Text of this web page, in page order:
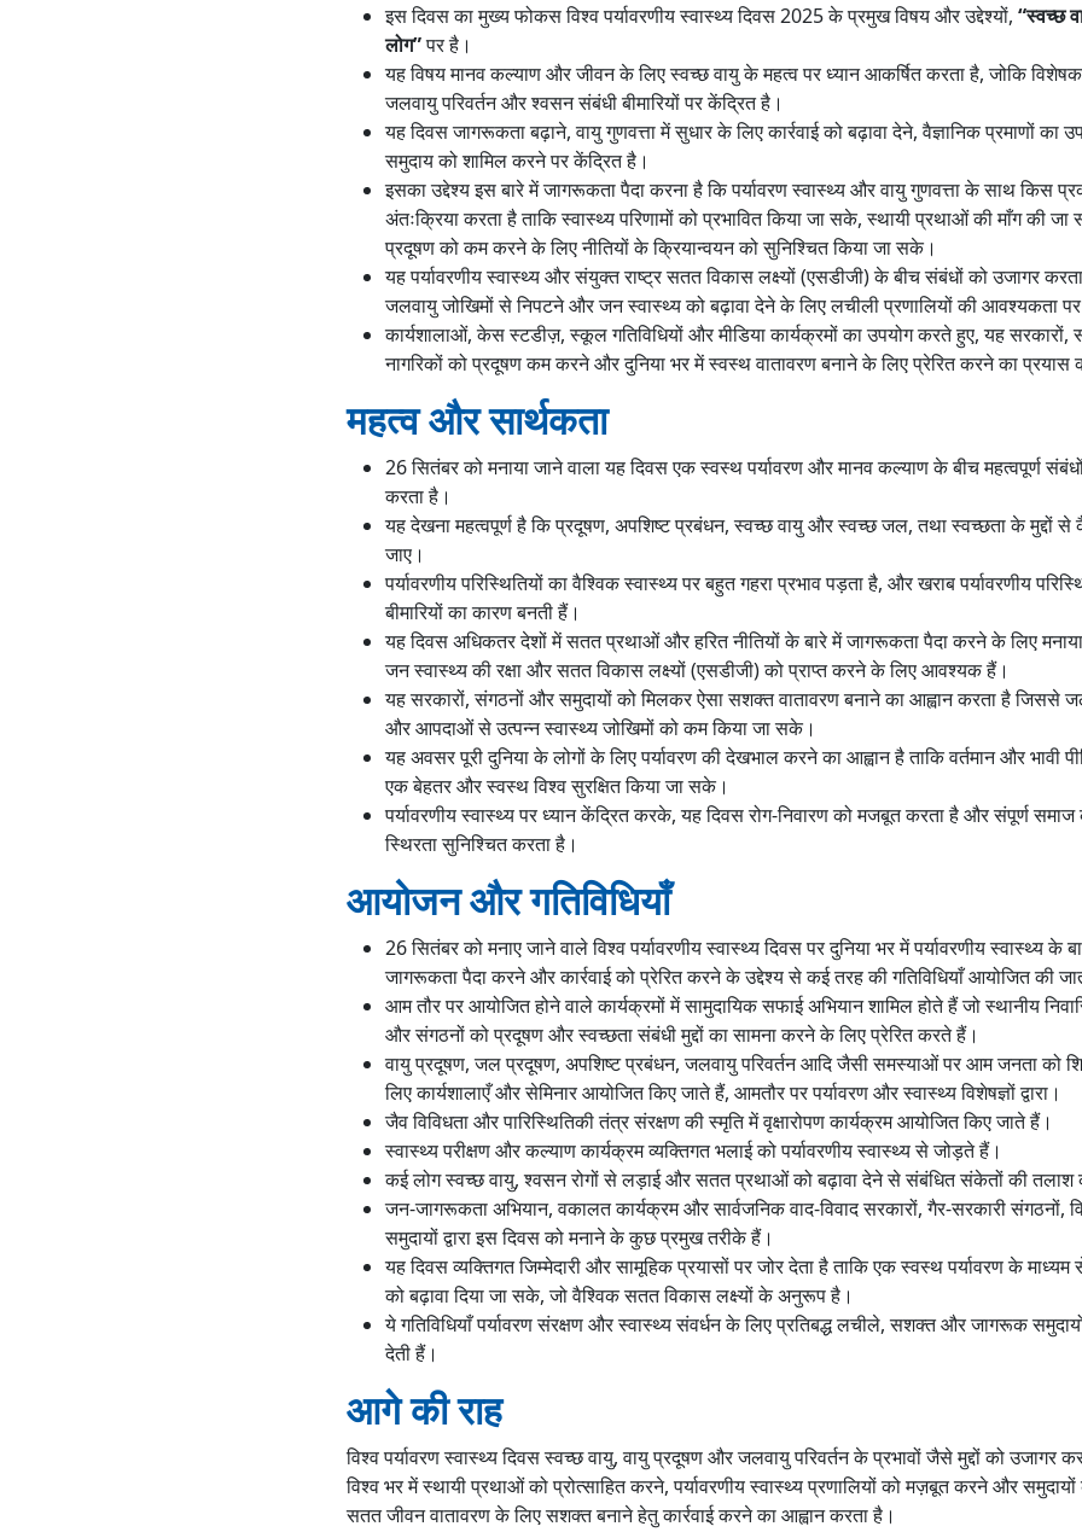
इस दिवस का मुख्य फोकस विश्व पर्यावरणीय स्वास्थ्य दिवस 2025 के प्रमुख विषय और उद्देश्यों, “स्वच्छ
लोग”पर है।
यह विषय मानव कल्याण और जीवन के लिए स्वच्छ वायु के महत्व पर ध्यान आकर्षित करता है, जोकि
जलवायु परिवर्तन और श्वसन संबंधी बीमारियों पर केंद्रित है।
यह दिवस जागरूकता बढ़ाने, वायु गुणवत्ता में सुधार के लिए कार्रवाई को बढ़ावा देने, वैज्ञानिक प्रमाणों का
समुदाय को शामिल करने पर केंद्रित है।
इसका उद्देश्य इस बारे में जागरूकता पैदा करना है कि पर्यावरण स्वास्थ्य और वायु गुणवत्ता के साथ किस
अंतःक्रिया करता है ताकि स्वास्थ्य परिणामों को प्रभावित किया जा सके, स्थायी प्रथाओं की माँग की
प्रदूषण को कम करने के लिए नीतियों के क्रियान्वयन को सुनिश्चित किया जा सके।
यह पर्यावरणीय स्वास्थ्य और संयुक्त राष्ट्र सतत विकास लक्ष्यों (एसडीजी) के बीच संबंधों को उजागर
जलवायु जोखिमों से निपटने और जन स्वास्थ्य को बढ़ावा देने के लिए लचीली प्रणालियों की आवश्यकता
कार्यशालाओं, केस स्टडीज़, स्कूल गतिविधियों और मीडिया कार्यक्रमों का उपयोग करते हुए, यह
नागरिकों को प्रदूषण कम करने और दुनिया भर में स्वस्थ वातावरण बनाने के लिए प्रेरित करने का प्रयास
महत्व और सार्थकता
26 सितंबर को मनाया जाने वाला यह दिवस एक स्वस्थ पर्यावरण और मानव कल्याण के बीच महत्वपूर्ण
करता है।
यह देखना महत्वपूर्ण है कि प्रदूषण, अपशिष्ट प्रबंधन, स्वच्छ वायु और स्वच्छ जल, तथा स्वच्छता के मुद्दों से
जाए।
पर्यावरणीय परिस्थितियों का वैश्विक स्वास्थ्य पर बहुत गहरा प्रभाव पड़ता है, और खराब पर्यावरणीय
बीमारियों का कारण बनती हैं।
यह दिवस अधिकतर देशों में सतत प्रथाओं और हरित नीतियों के बारे में जागरूकता पैदा करने के लिए
जन स्वास्थ्य की रक्षा और सतत विकास लक्ष्यों (एसडीजी) को प्राप्त करने के लिए आवश्यक हैं।
यह सरकारों, संगठनों और समुदायों को मिलकर ऐसा सशक्त वातावरण बनाने का आह्वान करता है जिससे
और आपदाओं से उत्पन्न स्वास्थ्य जोखिमों को कम किया जा सके।
यह अवसर पूरी दुनिया के लोगों के लिए पर्यावरण की देखभाल करने का आह्वान है ताकि वर्तमान और भावी
एक बेहतर और स्वस्थ विश्व सुरक्षित किया जा सके।
पर्यावरणीय स्वास्थ्य पर ध्यान केंद्रित करके, यह दिवस रोग-निवारण को मजबूत करता है और संपूर्ण
स्थिरता सुनिश्चित करता है।
आयोजन और गतिविधियाँ
26 सितंबर को मनाए जाने वाले विश्व पर्यावरणीय स्वास्थ्य दिवस पर दुनिया भर में पर्यावरणीय स्वास्थ्य के
जागरूकता पैदा करने और कार्रवाई को प्रेरित करने के उद्देश्य से कई तरह की गतिविधियाँ आयोजित की
आम तौर पर आयोजित होने वाले कार्यक्रमों में सामुदायिक सफाई अभियान शामिल होते हैं जो स्थानीय
और संगठनों को प्रदूषण और स्वच्छता संबंधी मुद्दों का सामना करने के लिए प्रेरित करते हैं।
वायु प्रदूषण, जल प्रदूषण, अपशिष्ट प्रबंधन, जलवायु परिवर्तन आदि जैसी समस्याओं पर आम जनता को
लिए कार्यशालाएँ और सेमिनार आयोजित किए जाते हैं, आमतौर पर पर्यावरण और स्वास्थ्य विशेषज्ञों द्वारा।
जैव विविधता और पारिस्थितिकी तंत्र संरक्षण की स्मृति में वृक्षारोपण कार्यक्रम आयोजित किए जाते हैं।
स्वास्थ्य परीक्षण और कल्याण कार्यक्रम व्यक्तिगत भलाई को पर्यावरणीय स्वास्थ्य से जोड़ते हैं।
कई लोग स्वच्छ वायु, श्वसन रोगों से लड़ाई और सतत प्रथाओं को बढ़ावा देने से संबंधित संकेतों की
जन-जागरूकता अभियान, वकालत कार्यक्रम और सार्वजनिक वाद-विवाद सरकारों, गैर-सरकारी संगठनों,
समुदायों द्वारा इस दिवस को मनाने के कुछ प्रमुख तरीके हैं।
यह दिवस व्यक्तिगत जिम्मेदारी और सामूहिक प्रयासों पर जोर देता है ताकि एक स्वस्थ पर्यावरण के
को बढ़ावा दिया जा सके, जो वैश्विक सतत विकास लक्ष्यों के अनुरूप है।
ये गतिविधियाँ पर्यावरण संरक्षण और स्वास्थ्य संवर्धन के लिए प्रतिबद्ध लचीले, सशक्त और जागरूक
देती हैं।
आगे की राह
विश्व पर्यावरण स्वास्थ्य दिवस स्वच्छ वायु, वायु प्रदूषण और जलवायु परिवर्तन के प्रभावों जैसे मुद्दों को उजागर
विश्व भर में स्थायी प्रथाओं को प्रोत्साहित करने, पर्यावरणीय स्वास्थ्य प्रणालियों को मज़बूत करने और
सतत जीवन वातावरण के लिए सशक्त बनाने हेतु कार्रवाई करने का आह्वान करता है।